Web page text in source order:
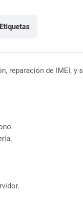
Etiquetas
reparación de IMEI,